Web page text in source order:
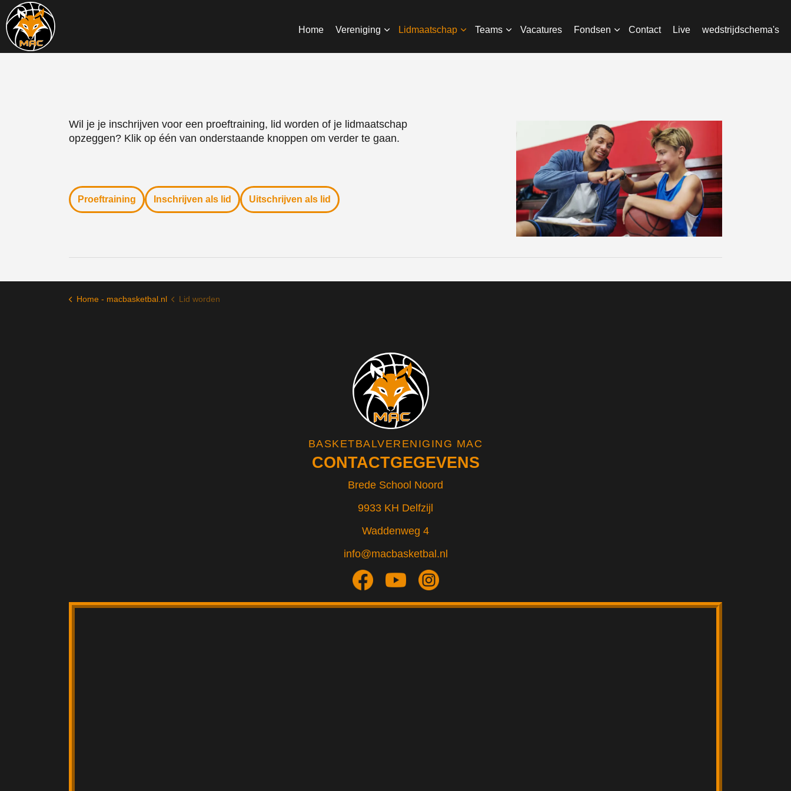
Home Vereniging Lidmaatschap Teams Vacatures Fondsen Contact Live wedstrijdschema's
Wil je je inschrijven voor een proeftraining, lid worden of je lidmaatschap
opzeggen? Klik op één van onderstaande knoppen om verder te gaan.
Proeftraining Inschrijven als lid Uitschrijven als lid
Home - macbasketbal.nl Lid worden
BASKETBALVERENIGING MAC
CONTACTGEGEVENS
Brede School Noord
9933 KH Delfzijl
Waddenweg 4
info@macbasketbal.nl